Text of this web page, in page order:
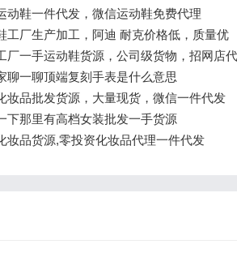
动鞋一件代发，微信运动鞋免费代理
工厂生产加工，阿迪 耐克价格低，质量优
厂一手运动鞋货源，公司级货物，招网店
聊一聊顶端复刻手表是什么意思
妆品批发货源，大量现货，微信一件代发
下那里有高档女装批发一手货源
妆品货源,零投资化妆品代理一件代发